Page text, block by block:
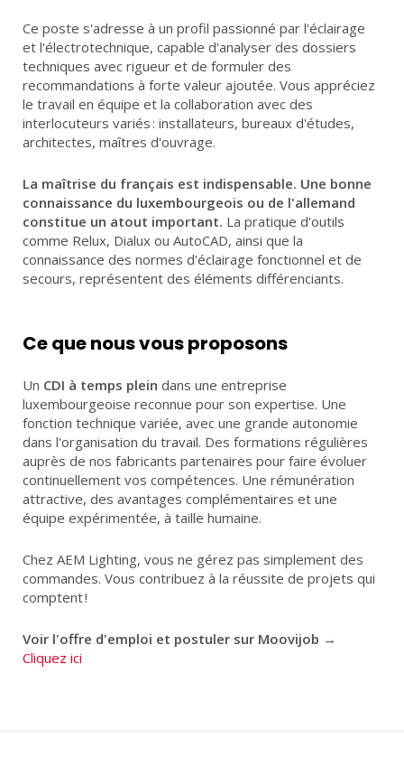
Ce poste s'adresse à un profil passionné par l'éclairage
et l'électrotechnique, capable d'analyser des dossiers
techniques avec rigueur et de formuler des
recommandations à forte valeur ajoutée. Vous appréciez
le travail en équipe et la collaboration avec des
interlocuteurs variés : installateurs, bureaux d'études,
architectes, maîtres d'ouvrage.
La maîtrise du français est indispensable. Une bonne
connaissance du luxembourgeois ou de l'allemand
constitue un atout important. La pratique d'outils
comme Relux, Dialux ou AutoCAD, ainsi que la
connaissance des normes d'éclairage fonctionnel et de
secours, représentent des éléments différenciants.
Ce que nous vous proposons
Un CDI à temps plein dans une entreprise
luxembourgeoise reconnue pour son expertise. Une
fonction technique variée, avec une grande autonomie
dans l'organisation du travail. Des formations régulières
auprès de nos fabricants partenaires pour faire évoluer
continuellement vos compétences. Une rémunération
attractive, des avantages complémentaires et une
équipe expérimentée, à taille humaine.
Chez AEM Lighting, vous ne gérez pas simplement des
commandes. Vous contribuez à la réussite de projets qui
comptent !
Voir l'offre d'emploi et postuler sur Moovijob →
Cliquez ici